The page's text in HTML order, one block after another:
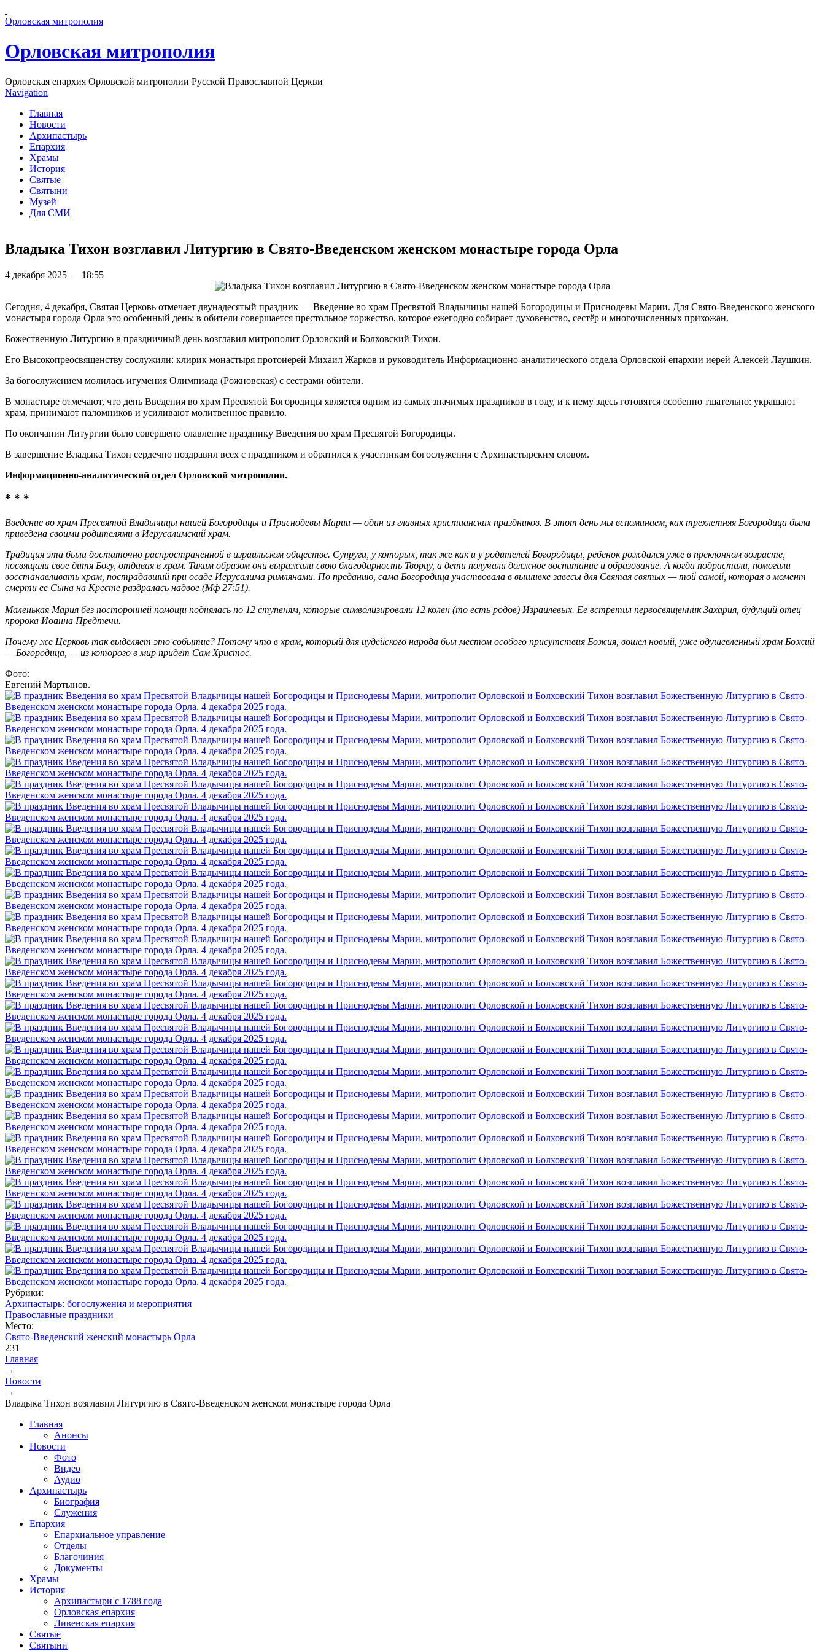
Орловская митрополия
Орловская митрополия
Орловская епархия Орловской митрополии Русской Православной Церкви
Navigation
Главная
Новости
Архипастырь
Епархия
Храмы
История
Святые
Святыни
Музей
Для СМИ
Владыка Тихон возглавил Литургию в Свято-Введенском женском монастыре города Орла
4 декабря 2025 — 18:55
Сегодня, 4 декабря, Святая Церковь отмечает двунадесятый праздник — Введение во храм Пресвятой Владычицы нашей Богородицы и Приснодевы Марии. Для Свято-Введенского женского
монастыря города Орла это особенный день: в обители совершается престольное торжество, которое ежегодно собирает духовенство, сестёр и многочисленных прихожан.
Божественную Литургию в праздничный день возглавил митрополит Орловский и Болховский Тихон.
Его Высокопреосвященству сослужили: клирик монастыря протоиерей Михаил Жарков и руководитель Информационно-аналитического отдела Орловской епархии иерей Алексей Лаушкин.
За богослужением молилась игумения Олимпиада (Рожновская) с сестрами обители.
В монастыре отмечают, что день Введения во храм Пресвятой Богородицы является одним из самых значимых праздников в году, и к нему здесь готовятся особенно тщательно: украшают
храм, принимают паломников и усиливают молитвенное правило.
По окончании Литургии было совершено славление празднику Введения во храм Пресвятой Богородицы.
В завершение Владыка Тихон сердечно поздравил всех с праздником и обратился к участникам богослужения с Архипастырским словом.
Информационно-аналитический отдел Орловской митрополии.
* * *
Введение во храм Пресвятой Владычицы нашей Богородицы и Приснодевы Марии — один из главных христианских праздников. В этот день мы вспоминаем, как трехлетняя Богородица была
приведена своими родителями в Иерусалимский храм.
Традиция эта была достаточно распространенной в израильском обществе. Супруги, у которых, так же как и у родителей Богородицы, ребенок рождался уже в преклонном возрасте,
посвящали свое дитя Богу, отдавая в храм. Таким образом они выражали свою благодарность Творцу, а дети получали должное воспитание и образование. А когда подрастали, помогали
восстанавливать храм, пострадавший при осаде Иерусалима римлянами. По преданию, сама Богородица участвовала в вышивке завесы для Святая святых — той самой, которая в момент
смерти ее Сына на Кресте раздралась надвое (Мф 27:51).
Маленькая Мария без посторонней помощи поднялась по 12 ступеням, которые символизировали 12 колен (то есть родов) Израилевых. Ее встретил первосвященник Захария, будущий отец
пророка Иоанна Предтечи.
Почему же Церковь так выделяет это событие? Потому что в храм, который для иудейского народа был местом особого присутствия Божия, вошел новый, уже одушевленный храм Божий
— Богородица, — из которого в мир придет Сам Христос.
Фото:
Евгений Мартынов.
Рубрики:
Архипастырь: богослужения и мероприятия
Православные праздники
Место:
Свято-Введенский женский монастырь Орла
231
Вы здесь
Главная
→
Новости
→
Владыка Тихон возглавил Литургию в Свято-Введенском женском монастыре города Орла
Главная
Анонсы
Новости
Фото
Видео
Аудио
Архипастырь
Биография
Служения
Епархия
Епархиальное управление
Отделы
Благочиния
Документы
Храмы
История
Архипастыри с 1788 года
Орловская епархия
Ливенская епархия
Святые
Святыни